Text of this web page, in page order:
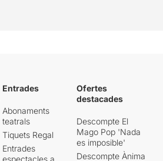
Entrades
Abonaments
teatrals
Tiquets Regal
Entrades
espectacles a
Ofertes
destacades
Descompte El
Mago Pop 'Nada
es imposible'
Descompte Ànima